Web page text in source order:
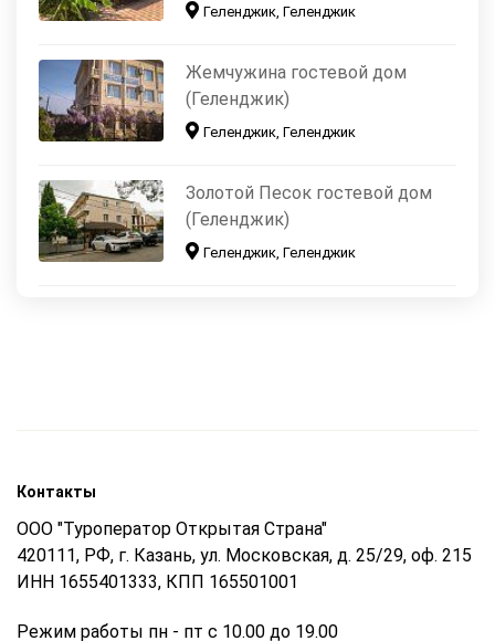
Геленджик, Геленджик
Жемчужина гостевой дом
(Геленджик)
Геленджик, Геленджик
Золотой Песок гостевой дом
(Геленджик)
Геленджик, Геленджик
Контакты
ООО "Туроператор Открытая Страна"
420111, РФ, г. Казань, ул. Московская, д. 25/29, оф. 215
ИНН 1655401333, КПП 165501001
Режим работы пн - пт с 10.00 до 19.00